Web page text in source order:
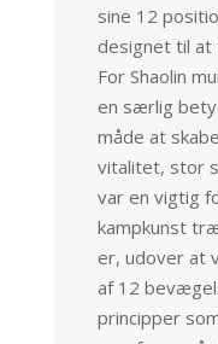
sine 12
designet til
For Shaolin
en særlig
måde at
vitalitet, stor
var en vigtig
kampkunst
er, udover at
af 12
principper